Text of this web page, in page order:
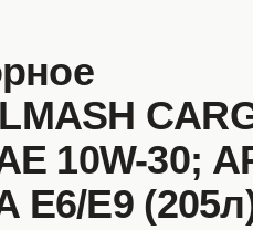
10W-30;
E6/E9